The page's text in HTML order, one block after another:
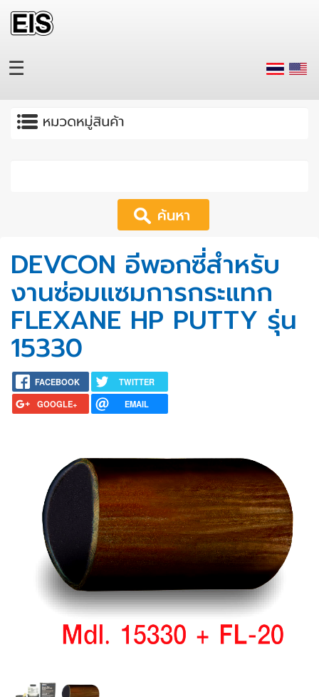
Skip to main content
☰
Apply
DEVCON อีพอกซี่สำหรับ
งานซ่อมแซมการกระแทก
FLEXANE HP PUTTY รุ่น
15330
FACEBOOK
TWITTER
GOOGLE+
EMAIL